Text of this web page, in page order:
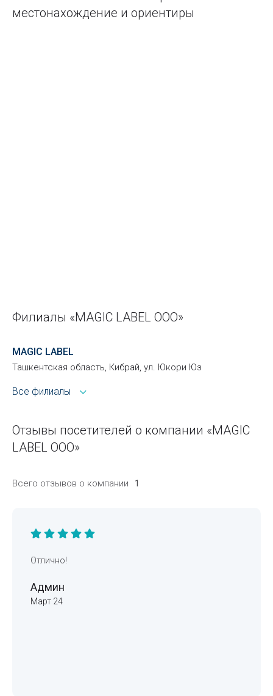
местонахождение и ориентиры
Филиалы «MAGIC LABEL ООО»
MAGIC LABEL
Ташкентская область, Кибрай, ул. Юкори Юз
Все филиалы
Отзывы посетителей о компании «MAGIC
LABEL ООО»
Всего отзывов о компании 1
Отлично!
Админ
Март 24